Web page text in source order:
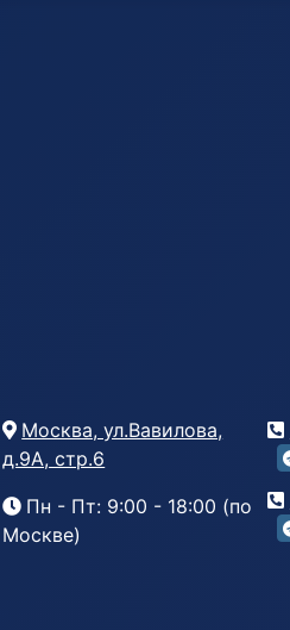
Москва, ул.Вавилова,
д.9А, стр.6
Пн - Пт: 9:00 - 18:00 (по
Москве)